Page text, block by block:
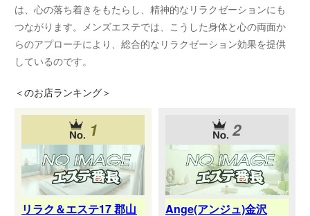
は、心の落ち着きをもたらし、精神的なリラクゼーションにも
つながります。メンズエステでは、こうした身体と心の両面か
らのアプローチにより、総合的なリラクゼーション効果を提供
しているのです。
＜のお店ランキング＞
1
リラク＆エステ17 郡山
2
Ange(アンジュ)金沢